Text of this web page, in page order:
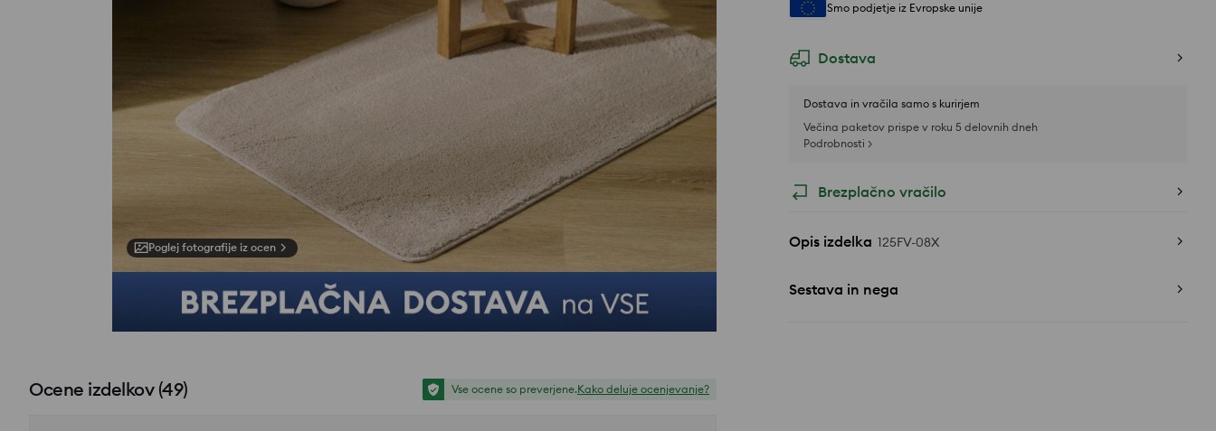
Smo podjetje iz Evropske unije
Dostava
Dostava in vračila samo s kurirjem
Večina paketov prispe v roku 5 delovnih dneh
Podrobnosti >
Brezplačno vračilo
Opis izdelka 125FV-08X
Sestava in nega
Poglej fotografije iz ocen
Ocene izdelkov(49) Vse ocene so preverjene.Kako deluje ocenjevanje?